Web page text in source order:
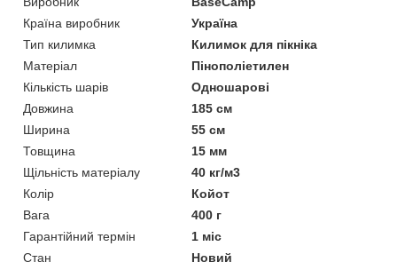
Країна виробник
Україна
Тип килимка
Килимок для пікніка
Матеріал
Пінополіетилен
Кількість шарів
Одношарові
Довжина
185 см
Ширина
55 см
Товщина
15 мм
Щільність матеріалу
40 кг/м3
Колір
Койот
Вага
400 г
Гарантійний термін
1 міс
Стан
Новий